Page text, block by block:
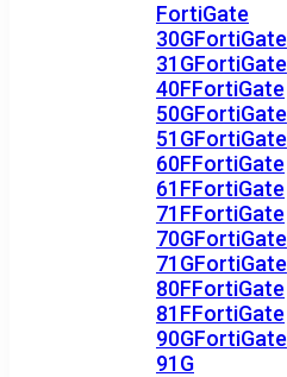
FortiGate
30GFortiGate
31GFortiGate
40FFortiGate
50GFortiGate
51GFortiGate
60FFortiGate
61FFortiGate
71FFortiGate
70GFortiGate
71GFortiGate
80FFortiGate
81FFortiGate
90GFortiGate
91G